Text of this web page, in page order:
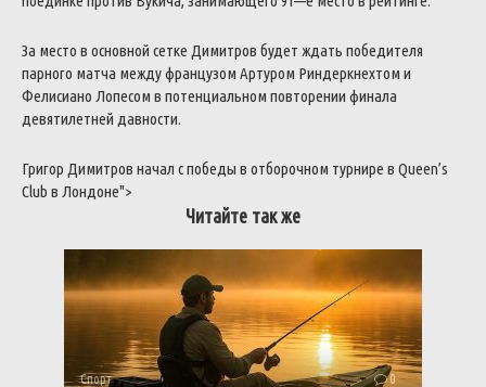
За место в основной сетке Димитров будет ждать победителя
парного матча междуфранцузом Артуром Риндеркнехтом и
Фелисиано Лопесом в потенциальном повторении финала
девятилетней давности.
Григор Димитров начал спобеды в отборочном турнире в Queen’s
Club в Лондоне">
Читайте так же
Спорт 0